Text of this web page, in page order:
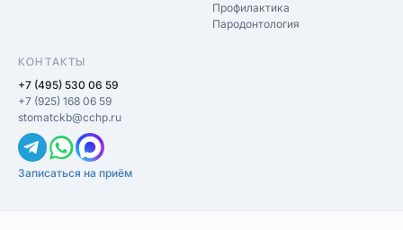
Профилактика
Пародонтология
КОНТАКТЫ
+7 (495) 530 06 59
+7 (925) 168 06 59
stomatckb@cchp.ru
Записаться на приём